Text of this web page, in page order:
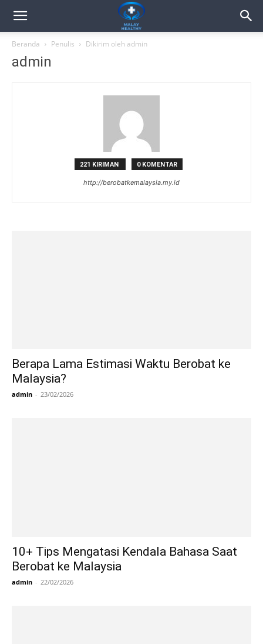
Beranda Penulis Dikirim oleh admin
admin
221 KIRIMAN 0 KOMENTAR
http://berobatkemalaysia.my.id
Berapa Lama Estimasi Waktu Berobat ke
Malaysia?
admin - 23/02/2026
10+ Tips Mengatasi Kendala Bahasa Saat
Berobat ke Malaysia
admin - 22/02/2026